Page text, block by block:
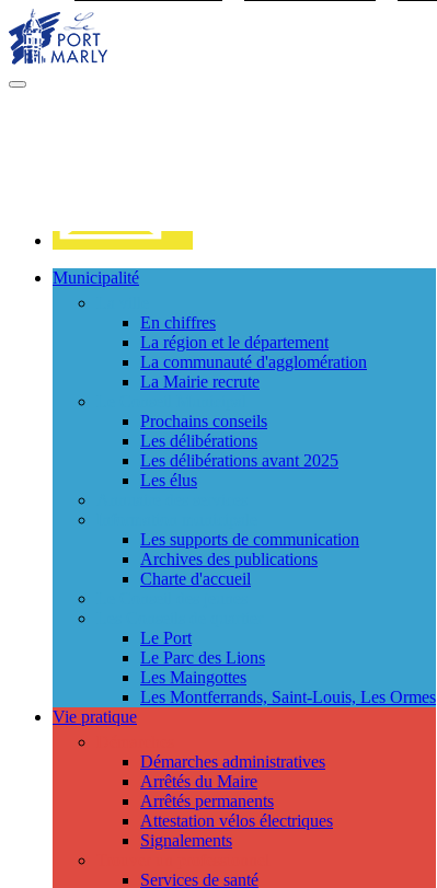
MENU
Municipalité
En chiffres
La région et le département
La communauté d'agglomération
La Mairie recrute
Prochains conseils
Les délibérations
Les délibérations avant 2025
Les élus
Les supports de communication
Archives des publications
Charte d'accueil
Le Port
Le Parc des Lions
Les Maingottes
Les Montferrands, Saint-Louis, Les Ormes
Vie pratique
Démarches administratives
Arrêtés du Maire
Arrêtés permanents
Attestation vélos électriques
Signalements
Services de santé